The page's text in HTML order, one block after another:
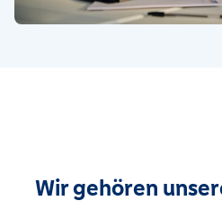
Wir gehören